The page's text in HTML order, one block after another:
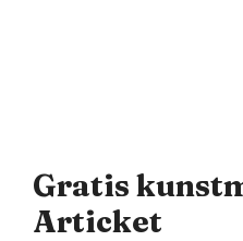
Gratis
Articket